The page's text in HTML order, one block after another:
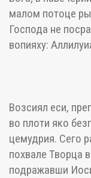
малом потоце
Господа не
вопияху:
Возсиял еси,
во плоти яко
цемудрия. Сего
похвале Творца
подражавши